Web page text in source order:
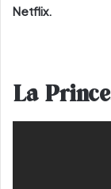
Netflix.
La